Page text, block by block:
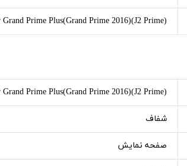
Prime Plus(Grand Prime 2016)(J2 Prime)
Grand Prime Plus(Grand Prime 2016)(J2 Prime)
شفاف
صفحه نمایش